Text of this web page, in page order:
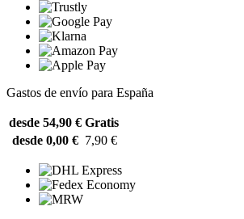
Gastos de envío para España
desde 54,90 € Gratis
desde 0,00 € 7,90 €